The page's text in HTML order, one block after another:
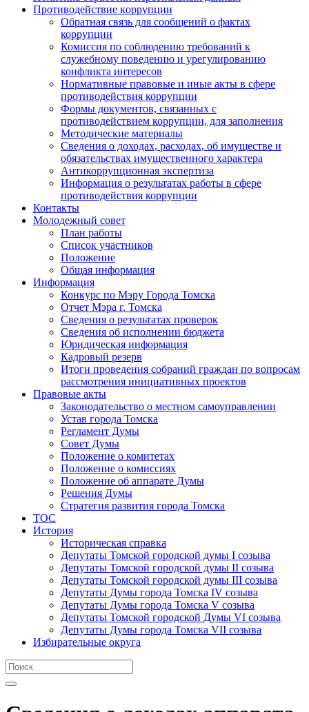
Прoтивoдeйствие кoрpупции
Обратная связь для сообщений о фактах
коррупции
Комиссия по соблюдению требований к
служебному поведению и урегулированию
конфликта интересов
Нормативные правовые и иные акты в сфере
противодействия коррупции
Формы документов, связанных с
противодействием коррупции, для заполнения
Методические материалы
Сведения о доходах, расходах, об имуществе и
обязательствах имущественного характера
Антикоррупционная экспертиза
Информация о результатах работы в сфере
противодействия коррупции
Контакты
Молодежный совет
План работы
Список участников
Положение
Общая информация
Информация
Конкурс по Мэру Города Томска
Отчет Мэра г. Томска
Сведения о результатах проверок
Сведения об исполнении бюджета
Юридическая информация
Кадровый резерв
Итоги проведения собраний граждан по вопросам
рассмотрения инициативных проектов
Правовые акты
Законодательство о местном самоуправлении
Устав города Томска
Регламент Думы
Совет Думы
Положение о комитетах
Положение о комиссиях
Положение об аппарате Думы
Решения Думы
Стратегия развития города Томска
ТОС
История
Историческая справка
Депутаты Томской городской думы I созыва
Депутаты Томской городской думы II созыва
Депутаты Томской городской думы III созыва
Депутаты Думы города Томска IV созыва
Депутаты Думы города Томска V созыва
Депутаты Томской городской Думы VI созыва
Депутаты Думы города Томска VII созыва
Избирательные округа